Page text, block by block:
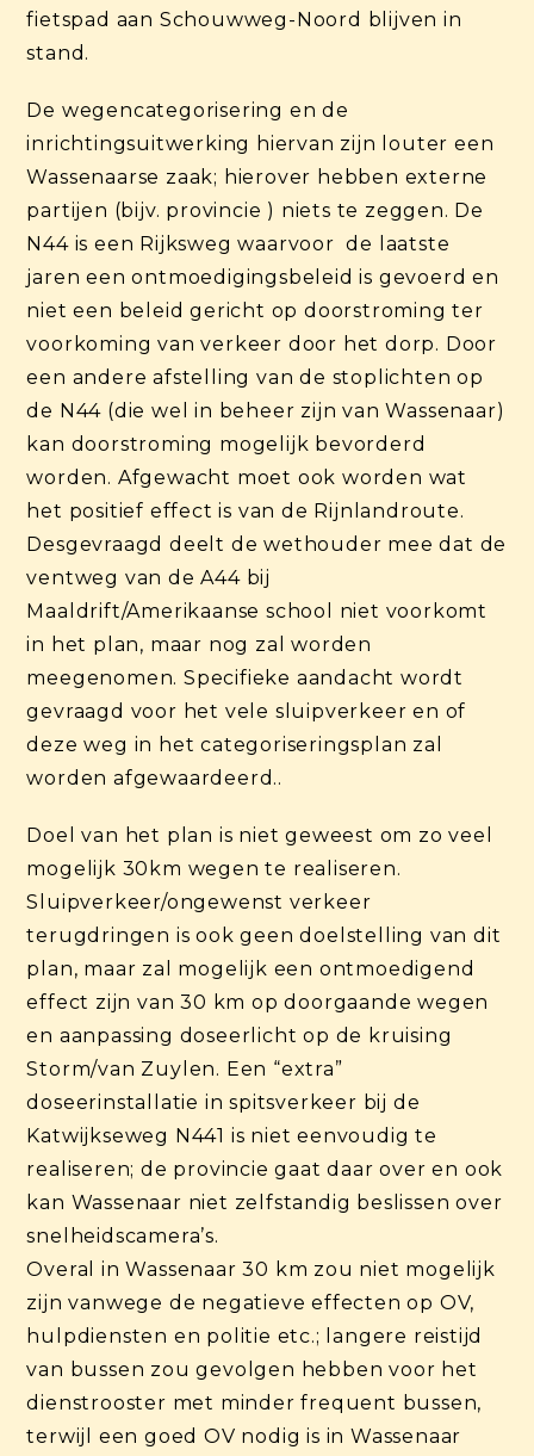
fietspad aan Schouwweg-Noord blijven in
stand.
De wegencategorisering en de
inrichtingsuitwerking hiervan zijn louter een
Wassenaarse zaak; hierover hebben externe
partijen (bijv. provincie ) niets te zeggen. De
N44 is een Rijksweg waarvoor de laatste
jaren een ontmoedigingsbeleid is gevoerd en
niet een beleid gericht op doorstroming ter
voorkoming van verkeer door het dorp. Door
een andere afstelling van de stoplichten op
de N44 (die wel in beheer zijn van Wassenaar)
kan doorstroming mogelijk bevorderd
worden. Afgewacht moet ook worden wat
het positief effect is van de Rijnlandroute.
Desgevraagd deelt de wethouder mee dat de
ventweg van de A44 bij
Maaldrift/Amerikaanse school niet voorkomt
in het plan, maar nog zal worden
meegenomen. Specifieke aandacht wordt
gevraagd voor het vele sluipverkeer en of
deze weg in het categoriseringsplan zal
worden afgewaardeerd..
Doel van het plan is niet geweest om zo veel
mogelijk 30km wegen te realiseren.
Sluipverkeer/ongewenst verkeer
terugdringen is ook geen doelstelling van dit
plan, maar zal mogelijk een ontmoedigend
effect zijn van 30 km op doorgaande wegen
en aanpassing doseerlicht op de kruising
Storm/van Zuylen. Een “extra”
doseerinstallatie in spitsverkeer bij de
Katwijkseweg N441 is niet eenvoudig te
realiseren; de provincie gaat daar over en ook
kan Wassenaar niet zelfstandig beslissen over
snelheidscamera’s.
Overal in Wassenaar 30 km zou niet mogelijk
zijn vanwege de negatieve effecten op OV,
hulpdiensten en politie etc.; langere reistijd
van bussen zou gevolgen hebben voor het
dienstrooster met minder frequent bussen,
terwijl een goed OV nodig is in Wassenaar